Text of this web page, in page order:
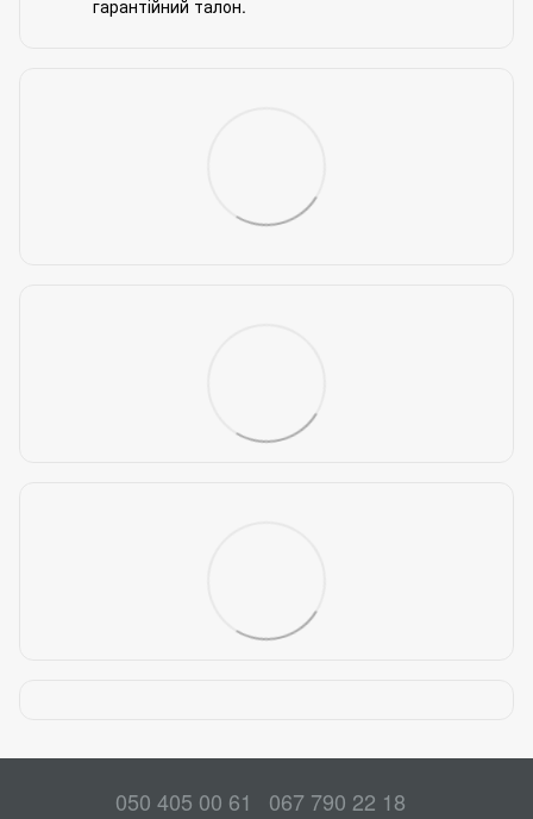
гарантійний талон.
050 405 00 61 067 790 22 18